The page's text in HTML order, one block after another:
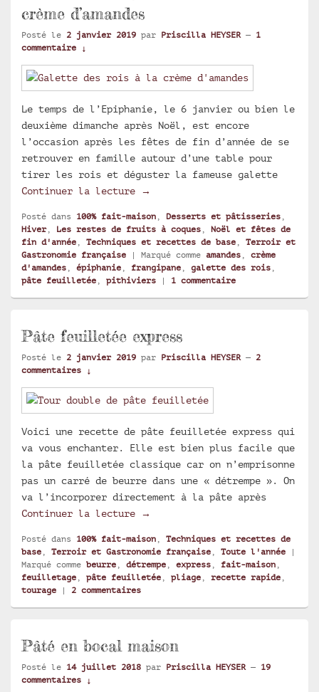
crème d’amandes
Posté le 2 janvier 2019 par Priscilla HEYSER — 1
commentaire ↓
Le temps de l’Epiphanie, le 6 janvier ou bien le
deuxième dimanche après Noël, est encore
l’occasion après les fêtes de fin d’année de se
retrouver en famille autour d’une table pour
tirer les rois et déguster la fameuse galette
Continuer la lecture
Pithiviers : les secrets de
→
Posté dans 100% fait-maison , Desserts et pâtisseries ,
Hiver, Les restes de fruits à coques , Noël et fêtes de
fin d'année , Techniques et recettes de base , Terroir et
Gastronomie française
| Marqué comme amandes , crème
d'amandes , épiphanie , frangipane , galette des rois ,
pâte feuilletée , pithiviers | 1 commentaire
Pâte feuilletée express
Posté le 2 janvier 2019 par Priscilla HEYSER — 2
commentaires ↓
Voici une recette de pâte feuilletée express qui
va vous enchanter. Elle est bien plus facile que
la pâte feuilletée classique car on n’emprisonne
pas un carré de beurre dans une « détrempe ». On
va l’incorporer directement à la pâte après
Continuer la lecture
Pâte feuilletée express
→
Posté dans 100% fait-maison , Techniques et recettes de
base , Terroir et Gastronomie française , Toute l'année
|
Marqué comme beurre , détrempe , express , fait-maison ,
feuilletage , pâte feuilletée , pliage , recette rapide ,
tourage
| 2 commentaires
Pâté en bocal maison
Posté le 14 juillet 2018 par Priscilla HEYSER — 19
commentaires ↓